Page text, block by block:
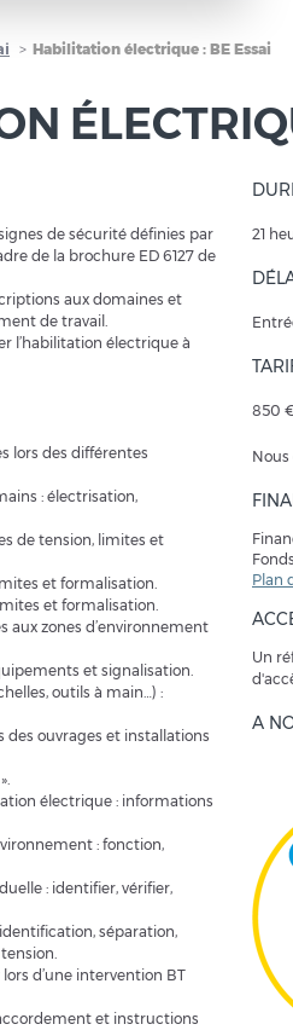
Habilitation électrique : BE Essai
de sécurité définies par
de la brochure ED 6127 de
aux domaines et
de travail.
l’habilitation électrique à
lors des différentes
: électrisation,
de tension, limites et
et formalisation.
et formalisation.
aux zones d’environnement
et signalisation.
outils à main…) :
des ouvrages et installations
électrique : informations
: fonction,
: identifier, vérifier,
séparation,
d’une intervention BT
et instructions
21
850
Plan
Un
A